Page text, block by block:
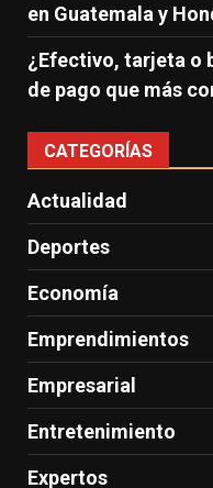
en Guatemala y
¿Efectivo, tarjeta o
de pago que más
CATEGORÍAS
Actualidad
Deportes
Economía
Emprendimientos
Empresarial
Entretenimiento
Expertos